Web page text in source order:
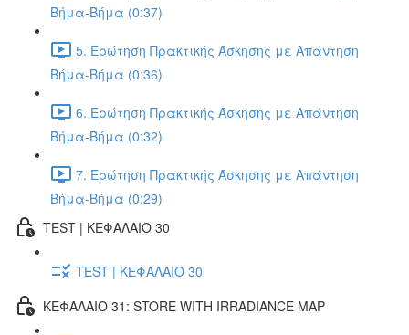
Βήμα-Βήμα (0:37)
5. Ερώτηση Πρακτικής Άσκησης με Απάντηση
Βήμα-Βήμα (0:36)
6. Ερώτηση Πρακτικής Άσκησης με Απάντηση
Βήμα-Βήμα (0:32)
7. Ερώτηση Πρακτικής Άσκησης με Απάντηση
Βήμα-Βήμα (0:29)
TEST | ΚΕΦΑΛΑΙΟ 30
TEST | ΚΕΦΑΛΑΙΟ 30
ΚΕΦΑΛΑΙΟ 31: STORE WITH IRRADIANCE MAP